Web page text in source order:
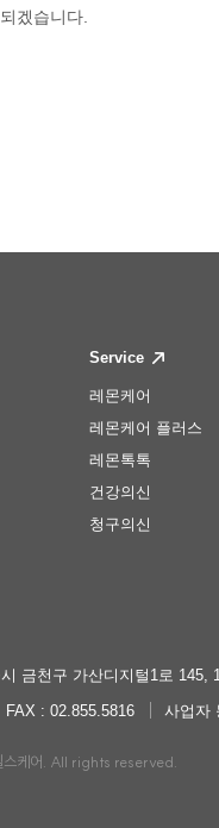
겠습니다.
Service
레몬케어
레몬케어 플러스
레몬톡톡
건강의신
청구의신
금천구 가산디지털1로 145,
FAX : 02.855.5816 사업자
케어. All rights reserved.